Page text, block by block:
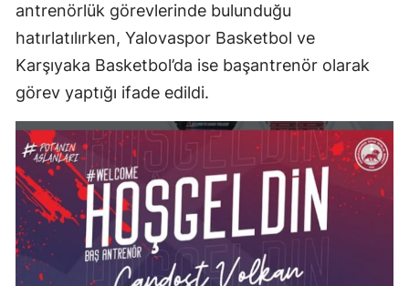
antrenörlük görevlerinde bulunduğu
hatırlatılırken, Yalovaspor Basketbol ve
Karşıyaka Basketbol’da ise başantrenör olarak
görev yaptığı ifade edildi.